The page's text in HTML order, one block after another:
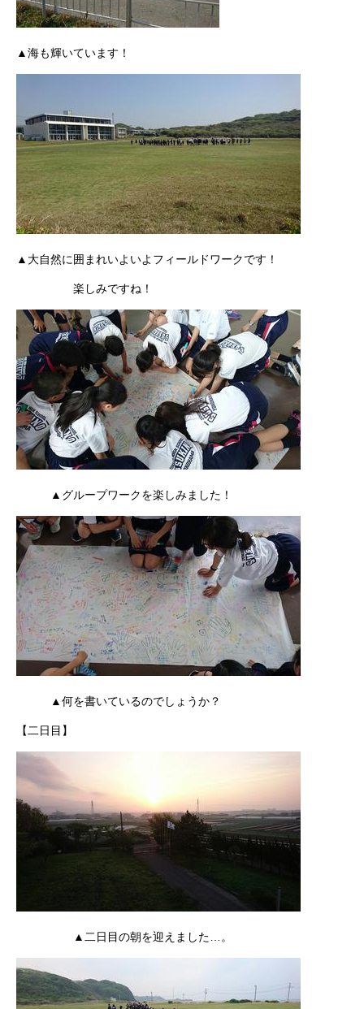
▲海も輝いています！
▲大自然に囲まれいよいよフィールドワークです！
楽しみですね！
▲グループワークを楽しみました！
▲何を書いているのでしょうか？
【二日目】
▲二日目の朝を迎えました…。